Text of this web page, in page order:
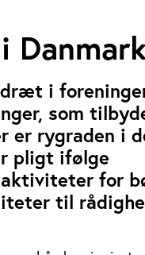
i
som
er rygraden i
pligt ifølge
for
til